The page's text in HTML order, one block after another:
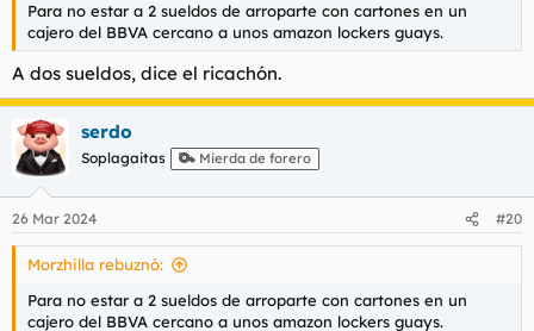
Para no estar a 2 sueldos de arroparte con cartones en un
cajero del BBVA cercano a unos amazon lockers guays.
A dos sueldos, dice el ricachón.
serdo
Soplagaitas Mierda de forero
26 Mar 2024 #20
Morzhilla rebuznó:
Para no estar a 2 sueldos de arroparte con cartones en un
cajero del BBVA cercano a unos amazon lockers guays.